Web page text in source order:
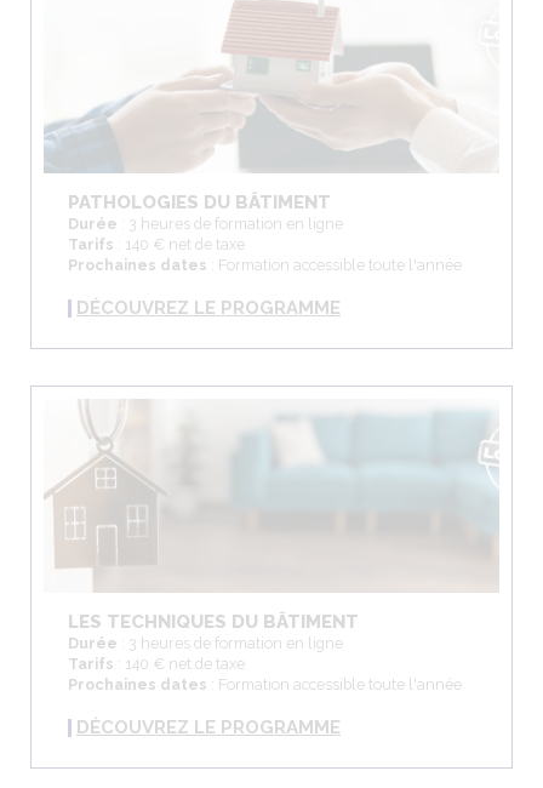
PATHOLOGIES DU BÂTIMENT
Durée : 3 heures de formation en ligne
Tarifs : 140 € net de taxe
Prochaines dates : Formation accessible toute l'année
DÉCOUVREZ LE PROGRAMME
LES TECHNIQUES DU BÂTIMENT
Durée : 3 heures de formation en ligne
Tarifs : 140 € net de taxe
Prochaines dates : Formation accessible toute l'année
DÉCOUVREZ LE PROGRAMME